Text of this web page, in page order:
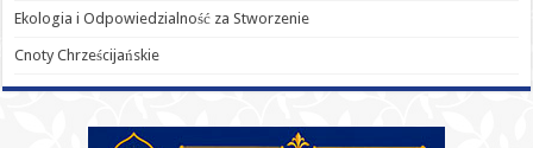
Ekologia i Odpowiedzialność za Stworzenie
Cnoty Chrześcijańskie